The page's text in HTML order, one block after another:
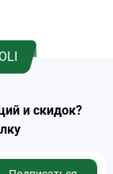
и скидок?